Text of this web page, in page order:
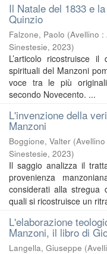
Il Natale del 1833 e
Quinzio
Falzone, Paolo (Avellino :
Sinestesie, 2023)
L’articolo ricostruisce
spirituali del Manzoni
voce tra le più
secondo Novecento. ...
L'invenzione della
Manzoni
Boggione, Valter (
Sinestesie, 2023)
Il saggio analizza il
provenienza
considerati alla
quali si ricostruisce un
L'elaborazione
Manzoni, il libro di
Langella, Giuseppe (